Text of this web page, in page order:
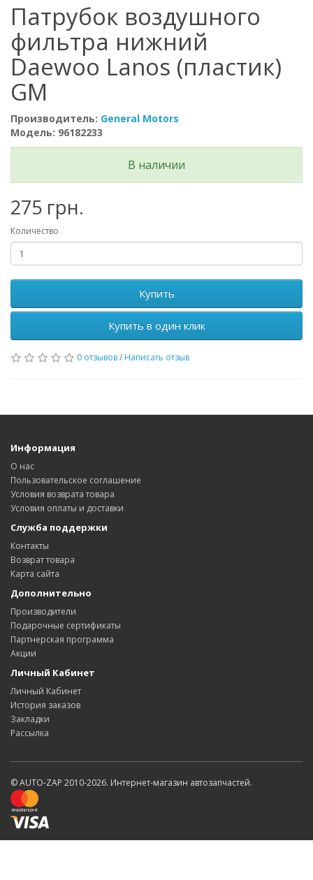
Патрубок воздушного
фильтра нижний
Daewoo Lanos (пластик)
GM
Производитель: General Motors
Модель: 96182233
В наличии
275 грн.
Количество
Купить
Купить в один клик
0 отзывов/ Написать отзыв
Информация
О нас
Пользовательское соглашение
Условия возврата товара
Условия оплаты и доставки
Служба поддержки
Контакты
Возврат товара
Карта сайта
Дополнительно
Производители
Подарочные сертификаты
Партнерская программа
Акции
Личный Кабинет
Личный Кабинет
История заказов
Закладки
Рассылка
© AUTO-ZAP 2010-2026. Интернет-магазин автозапчастей.